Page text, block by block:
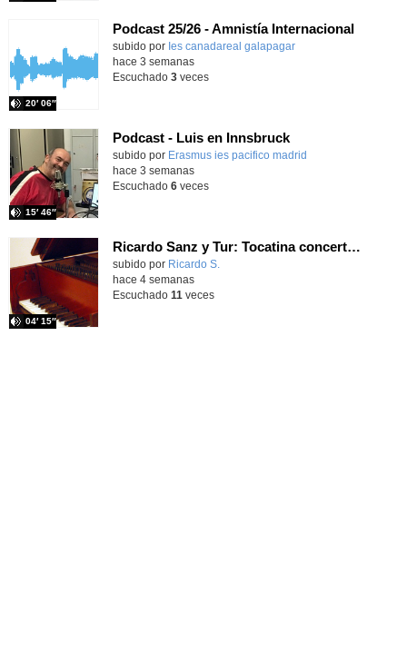
Podcast 25/26 - Amnistía Internacional
subido por Ies canadareal galapagar
20′ 06″
-
hace 3 semanas
Escuchado 3veces
Podcast - Luis en Innsbruck
subido por Erasmus ies pacifico madrid
15′ 46″
hace 3 semanas
Escuchado 6veces
Ricardo Sanz y Tur: Tocatina concertante al aire español
subido por Ricardo S.
04′ 15″
hace 4 semanas
Escuchado 11 veces